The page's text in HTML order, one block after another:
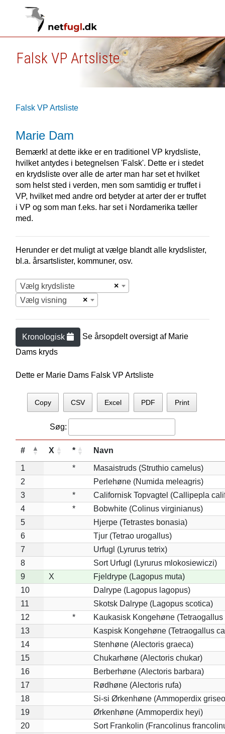
Falsk VP Artsliste
Falsk VP Artsliste
Marie Dam
Bemærk! at dette ikke er en traditionel VP krydsliste,
hvilket antydes i betegnelsen 'Falsk'. Dette er i stedet
en krydsliste over alle de arter man har set et hvilket
som helst sted i verden, men som samtidig er truffet i
VP, hvilket med andre ord betyder at arter der er truffet
i VP og som man f.eks. har set i Nordamerika tæller
med.
Herunder er det muligt at vælge blandt alle krydslister,
bl.a. årsartslister, kommuner, osv.
×
Vælg krydsliste
×
Vælg visning
Kronologisk Se årsopdelt oversigt af Marie
Dams kryds
Dette er Marie Dams Falsk VP Artsliste
Copy CSV Excel PDF Print
Søg:
# X * Navn
1 *
Masaistruds (Struthio camelus)
2
Perlehøne (Numida meleagris)
3
*
Californisk Topvagtel (Callipepla
4
*
Bobwhite (Colinus virginianus)
5
Hjerpe (Tetrastes bonasia)
6
Tjur (Tetrao urogallus)
7
Urfugl (Lyrurus tetrix)
8
Sort Urfugl (Lyrurus mlokosiewiczi)
9
X
Fjeldrype (Lagopus muta)
10
Dalrype (Lagopus lagopus)
11
Skotsk Dalrype (Lagopus scotica)
12
*
Kaukasisk Kongehøne
13
Kaspisk Kongehøne (Tetraogallus
14
Stenhøne (Alectoris graeca)
15
Chukarhøne (Alectoris chukar)
16
Berberhøne (Alectoris barbara)
17
Rødhøne (Alectoris rufa)
18
Si-si Ørkenhøne (Ammoperdix
19
Ørkenhøne (Ammoperdix heyi)
20
Sort Frankolin (Francolinus